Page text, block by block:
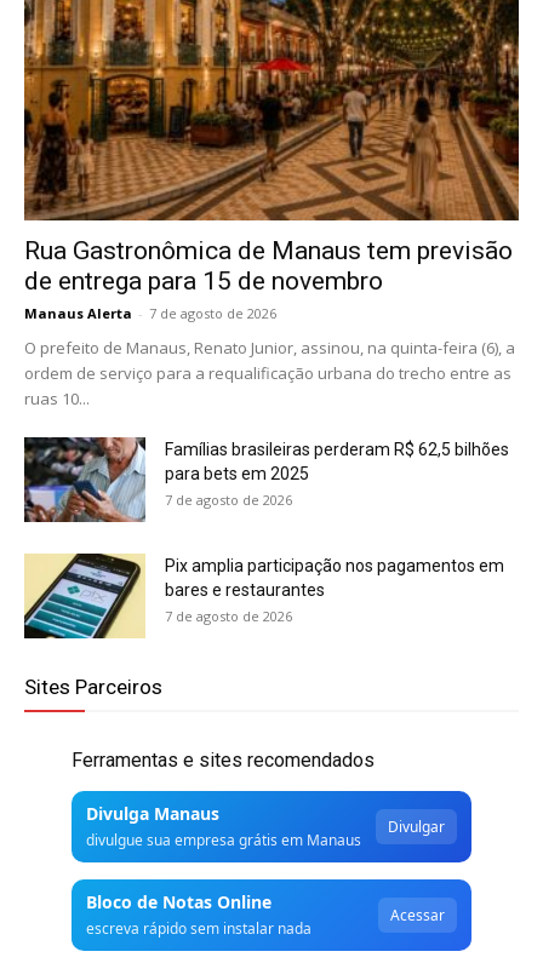
Rua Gastronômica de Manaus tem previsão
de entrega para 15 de novembro
Manaus Alerta - 7 de agosto de 2026
O prefeito de Manaus, Renato Junior, assinou, na quinta-feira (6), a
ordem de serviço para a requalificação urbana do trecho entre as
ruas 10...
Famílias brasileiras perderam R$ 62,5 bilhões
para bets em 2025
7 de agosto de 2026
Pix amplia participação nos pagamentos em
bares e restaurantes
7 de agosto de 2026
Sites Parceiros
Ferramentas e sites recomendados
Divulga Manaus
divulgue sua empresa grátis em Manaus
Divulgar
Bloco de Notas Online
escreva rápido sem instalar nada
Acessar